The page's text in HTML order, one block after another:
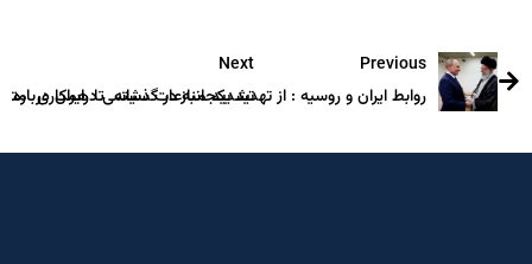
Previous
روابط ایران و روسیه : از تهدید یکجانبه در گذشته تا همکاری
Next
تشدید منازعات سیاسی درایران درباره